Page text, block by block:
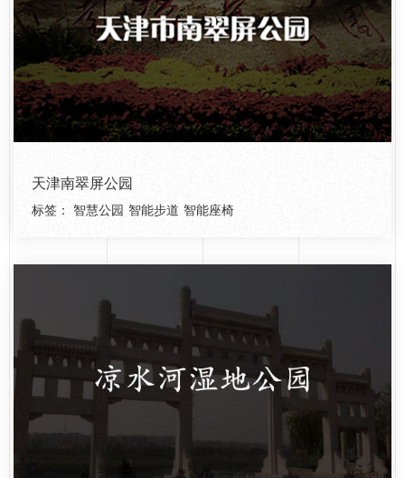
天津南翠屏公园
标签： 智慧公园 智能步道 智能座椅